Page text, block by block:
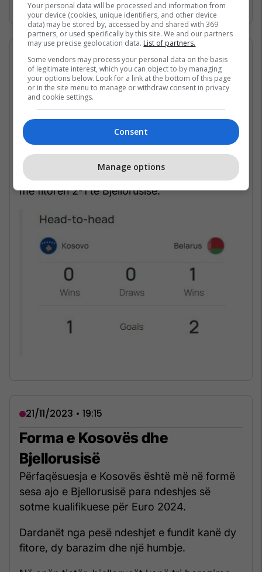
21/11/2023 • 19:28
Ndeshja mes Kosovës dhe
Bjellorusisë
Kosova dhe Bjellorusia kanë luajtur vetëm një
herë mes vete në ndeshjet e parë kualifikuese
Takimi i zhvilluar në qershor 2023 përfundoi
me fitoren 2-1 të Bjellorusisë.
21/11/2023 • 19:15
Forma e Kosovës dhe
Bjellorusisë
Përfaqësuesja e Kosovës është më në formë
sesa ajo e Bjellorusisë para ndeshjes së
sotme kualifikuese për Euro 2024.
Dardanët nga pesë ndeshjet e fundit kanë dy
fitore, dy barazim dhe një humbje.
Your personal data will be processed and information from
your device (cookies, unique identifiers, and other device
data) may be stored by, accessed by and shared with 369
partners, or used specifically by this site. We and our partners
may use precise geolocation data. List of partners.
Some vendors may process your personal data on the basis
of legitimate interest, which you can object to by managing
your options below. Look for a link at the bottom of this page
or in the site menu to manage or withdraw consent in privacy
and cookie settings.
Consent
Manage options